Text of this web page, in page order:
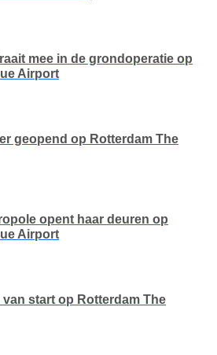
mee in de grondoperatie op
Airport
geopend op Rotterdam The
opent haar deuren op
Airport
start op Rotterdam The